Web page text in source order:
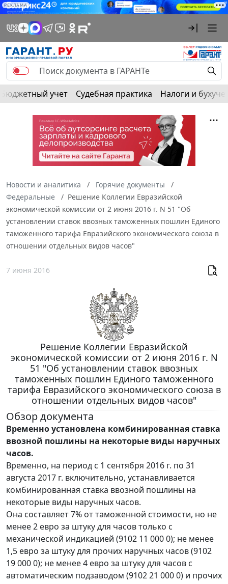
РЕКЛАМА
Бюджетный учет Судебная практика Налоги и
Новости и аналитика
Горячие документы
Федеральные
Решение Коллегии Евразийской
экономической комиссии от 2 июня 2016 г. N 51 "Об
установлении ставок ввозных таможенных пошлин Единого
таможенного тарифа Евразийского экономического союза в
отношении отдельных видов часов"
7 июня 2016
Решение Коллегии Евразийской
экономической комиссии от 2 июня 2016 г. N
51 "Об установлении ставок ввозных
таможенных пошлин Единого таможенного
тарифа Евразийского экономического союза в
отношении отдельных видов часов"
Обзор документа
Временно установлена комбинированная ставка
ввозной пошлины на некоторые виды наручных
часов.
Временно, на период с 1 сентября 2016 г. по 31
августа 2017 г. включительно, устанавливается
комбинированная ставка ввозной пошлины на
некоторые виды наручных часов.
Она составляет 7% от таможенной стоимости, но не
менее 2 евро за штуку для часов только с
механической индикацией (9102 11 000 0); не менее
1,5 евро за штуку для прочих наручных часов (9102
19 000 0); не менее 4 евро за штуку для часов с
автоматическим подзаводом (9102 21 000 0) и прочих